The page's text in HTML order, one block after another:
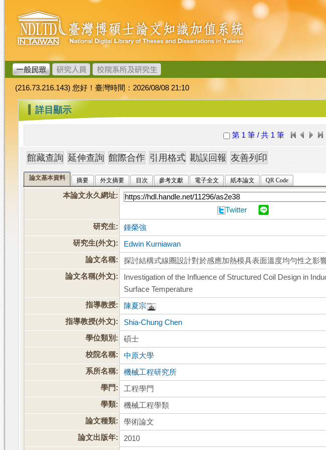
跳
到
主
要
內
容
臺
灣
博
碩
士
論
文
加
值
系
統
(216.73.216.143) 您好！臺灣時間：2026/08/08 21:10
::: 詳目顯示
第 1 筆 / 共 1 筆
論文基本資料 摘要 外文摘要 目次 參考文獻 電子全文 紙本論文 QR Code
本論文永久網址:
Twitter
研究生:
鍾榮強
研究生(外文):
Edwin Kurniawan
論文名稱:
探討結構式線圈設計對於感應加熱模具表面溫度均勻性之影
論文名稱(外文):
Investigation of the Influence of Structured Coil Design in
Surface Temperature
指導教授:
陳夏宗
指導教授(外文):
Shia-Chung Chen
學位類別:
碩士
校院名稱:
中原大學
系所名稱:
機械工程研究所
學門:
工程學門
學類:
機械工程學類
論文種類:
學術論文
論文出版年:
2010